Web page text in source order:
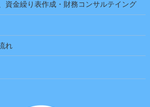
資金繰り表作成・財務コンサルテイング
れ